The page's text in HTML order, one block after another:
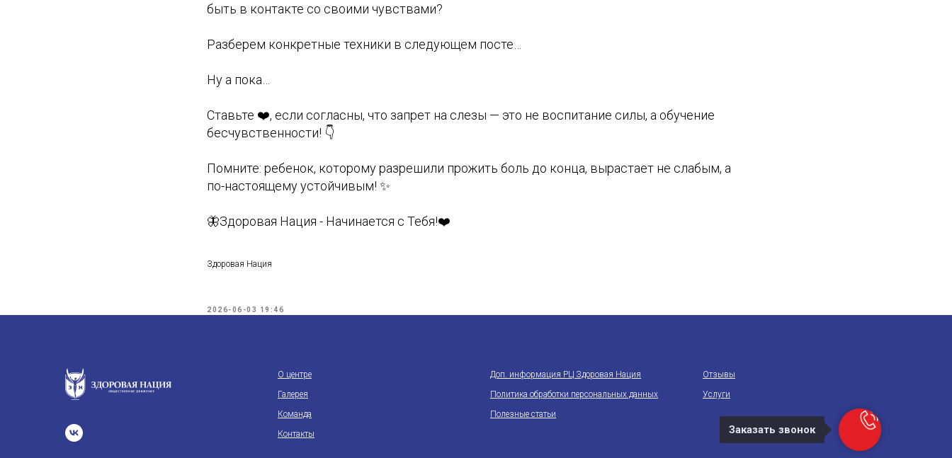
Заказать звонок
быть в контакте со своими чувствами?
Разберем конкретные техники в следующем посте…
Ну а пока…
Ставьте ❤️, если согласны, что запрет на слезы — это не воспитание силы, а обучение
бесчувственности! 👇
Помните: ребенок, которому разрешили прожить боль до конца, вырастает не слабым, а
по-настоящему устойчивым! ✨
🦋Здоровая Нация - Начинается с Тебя!❤️
Здоровая Нация
2026-06-03 19:46
О центре
Галерея
Команда
Контакты
Доп. информация РЦ Здоровая Нация
Политика обработки персональных данных
Полезные статьи
Отзывы
Услуги